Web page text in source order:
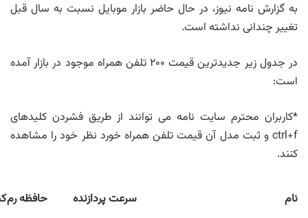
به گزارش نامه نیوز، در حال حاضر بازار موبایل نسبت به سال قبل
تغییر چندانی نداشته است.
در جدول زیر جدیدترین قیمت ۲۰۰ تلفن همراه موجود در بازار آمده
است:
*کاربران محترم سایت نامه می توانند از طریق فشردن کلیدهای
ctrl+f و ثبت مدل آن قیمت تلفن همراه خورد نظر خود را مشاهده
کنند.
نام سرعت پردازنده حافظه رم